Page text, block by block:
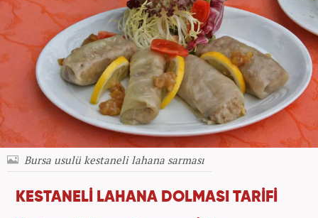
Bursa usulü kestaneli lahana sarması
KESTANELİ LAHANA DOLMASI TARİFİ